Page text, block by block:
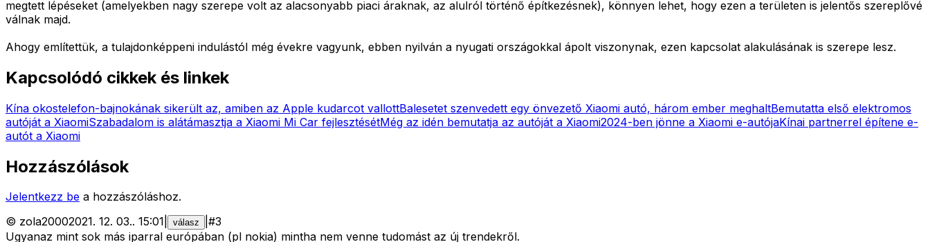
megtett lépéseket (amelyekben nagy szerepe volt az alacsonyabb piaci áraknak, az alulról történő építkezésnek), könnyen lehet, hogy ezen a területen is jelentős szereplővé
válnak majd.
Ahogy említettük, a tulajdonképpeni indulástól még évekre vagyunk, ebben nyilván a nyugati országokkal ápolt viszonynak, ezen kapcsolat alakulásának is szerepe lesz.
Kapcsolódó cikkek és linkek
Kína okostelefon-bajnokának sikerült az, amiben az Apple kudarcot vallottBalesetet szenvedett egy önvezető Xiaomi autó, három ember meghaltBemutatta első elektromos
autóját a XiaomiSzabadalom is alátámasztja a Xiaomi Mi Car fejlesztésétMég az idén bemutatja az autóját a Xiaomi2024-ben jönne a Xiaomi e-autójaKínai partnerrel építene e-
autót a Xiaomi
Hozzászólások
Jelentkezz be a hozzászóláshoz.
© zola20002021. 12. 03.. 15:01 válasz #3
Ugyanaz mint sok más iparral európában (pl nokia) mintha nem venne tudomást az új trendekről.